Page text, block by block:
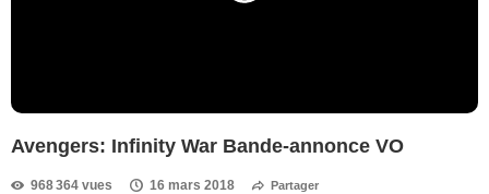
Avengers: Infinity War Bande-annonce VO
968 364 vues 16 mars 2018 Partager